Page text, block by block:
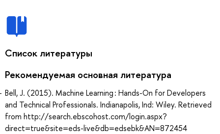
Список литературы
Рекомендуемая основная литература
Bell, J. (2015). Machine Learning : Hands-On for Developers
and Technical Professionals. Indianapolis, Ind: Wiley. Retrieved
from http://search.ebscohost.com/login.aspx?
direct=true&site=eds-live&db=edsebk&AN=872454